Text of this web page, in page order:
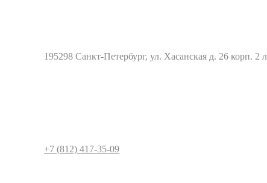
195298 Санкт-Петербург, ул. Хасанская д. 26 корп. 2
+7 (812) 417-35-09